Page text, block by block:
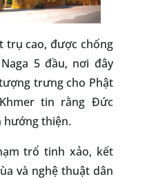
trụ cao, được chống
5 đầu, nơi đây
trưng cho Phật
tin rằng Đức
hướng thiện.
trổ tinh xảo, kết
và nghệ thuật dân